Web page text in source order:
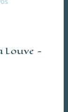
Louve